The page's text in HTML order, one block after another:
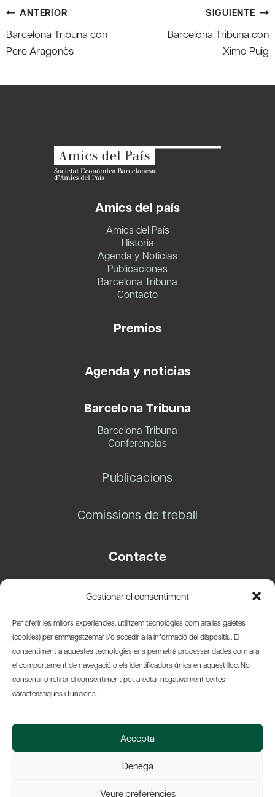
Gestionar el consentiment
Per oferir les millors experiències, utilitzem tecnologies com ara les galetes
(cookies) per emmagatzemar i/o accedir a la informació del dispositiu. El
consentiment a aquestes tecnologies ens permetrà processar dades com ara
el comportament de navegació o els identificadors únics en aquest lloc. No
consentir o retirar el consentiment pot afectar negativament certes
característiques i funcions.
Accepta
Denega
Veure preferències
Navegación
de
entradas
ANTERIOR
Barcelona Tribuna con
Pere Aragonès
SIGUIENTE
Barcelona Tribuna con
Ximo Puig
Amics del país
Amics del País
Historia
Agenda y Noticias
Publicaciones
Barcelona Tribuna
Contacto
Premios
Agenda y noticias
Barcelona Tribuna
Barcelona Tribuna
Conferencias
Publicacions
Comissions de treball
Contacte
08003 Barcelona
info@amicsdelpais.com
Suscripció Newsletter
© 2026 Societat Econòmica Barcelonesa d'Amics del País
Web by Ideamatic